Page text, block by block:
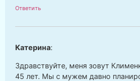
Ответить
Катерина:
Здравствуйте, меня зовут
45 лет. Мы с мужем давно